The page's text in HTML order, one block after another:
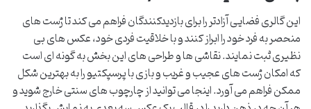
این گالری فضایی آزادتر را برای بازدیدکنندگان فراهم می کند تا ژست های
منحصر به فرد خود را ابراز کنند و با خلاقیت فردی خود، عکس های بی
نظیری ثبت نمایند. نقاشی ها و طراحی های این بخش به گونه ای است
که امکان ژست های عجیب و غریب و بازی با پرسپکتیو را به بهترین شکل
ممکن فراهم می آورد. اینجا می توانید از چارچوب های سنتی خارج شوید و